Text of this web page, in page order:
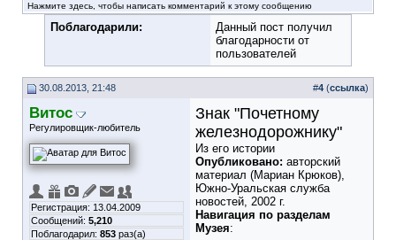
Нажмите здесь, чтобы написать комментарий к этому сообщению
Поблагодарили:
Данный пост получил
благодарности от
пользователей
30.08.2013, 21:48 #4 (ссылка)
Витос
Регулировщик-любитель
Регистрация: 13.04.2009
Сообщений: 5,210
Поблагодарил: 853 раз(а)
Знак "Почетному
железнодорожнику"
Из его истории
Опубликовано: авторский
материал (Мариан Крюков),
Южно-Уральская служба
новостей, 2002 г.
Навигация по разделам
Музея: